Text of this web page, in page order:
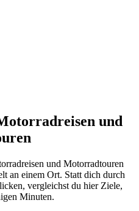
und
und Motorradtouren
an einem Ort. Statt dich durch
vergleichst du hier Ziele,
Minuten.